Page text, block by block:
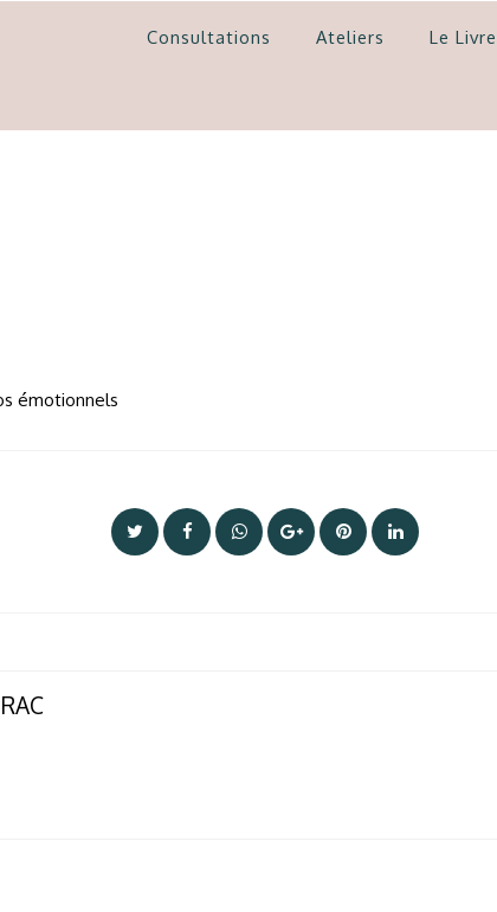
Consultations Ateliers Le Livre
émotionnels